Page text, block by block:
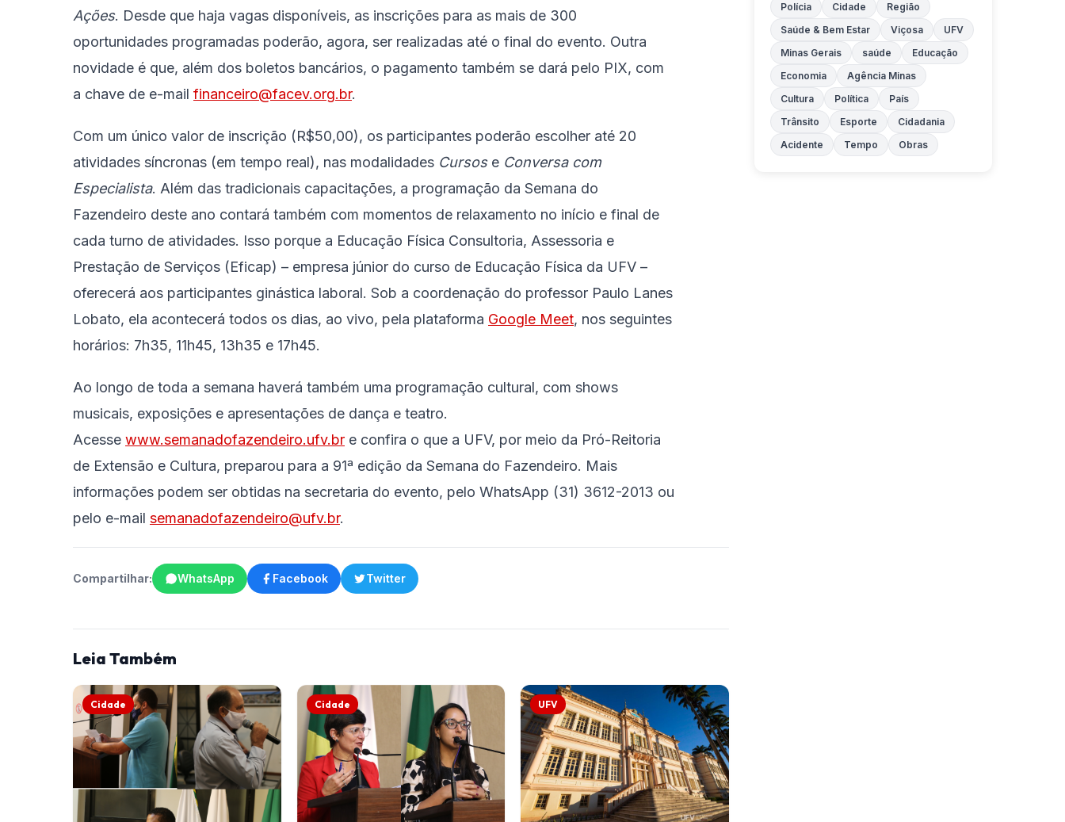
Ações. Desde que haja vagas disponíveis, as inscrições para as mais de 300
oportunidades programadas poderão, agora, ser realizadas até o final do evento. Outra
novidade é que, além dos boletos bancários, o pagamento também se dará pelo PIX, com
a chave de e-mail financeiro@facev.org.br.
Com um único valor de inscrição (R$50,00), os participantes poderão escolher até 20
atividades síncronas (em tempo real), nas modalidades Cursose Conversa com
Especialista. Além das tradicionais capacitações, a programação da Semana do
Fazendeiro deste ano contará também com momentos de relaxamento no início e final de
cada turno de atividades. Isso porque a Educação Física Consultoria, Assessoria e
Prestação de Serviços (Eficap) – empresa júnior do curso de Educação Física da UFV –
oferecerá aos participantes ginástica laboral. Sob a coordenação do professor Paulo Lanes
Lobato, ela acontecerá todos os dias, ao vivo, pela plataforma Google Meet, nos seguintes
horários: 7h35, 11h45, 13h35 e 17h45.
Ao longo de toda a semana haverá também uma programação cultural, com shows
musicais, exposições e apresentações de dança e teatro.
Acesse www.semanadofazendeiro.ufv.br e confira o que a UFV, por meio da Pró-Reitoria
de Extensão e Cultura, preparou para a 91ª edição da Semana do Fazendeiro. Mais
informações podem ser obtidas na secretaria do evento, pelo WhatsApp (31) 3612-2013 ou
pelo e-mail semanadofazendeiro@ufv.br.
Compartilhar: WhatsApp Facebook Twitter
Leia Também
Cidade Cidade UFV
Polícia Cidade
Região
Saúde & Bem Estar
Viçosa
UFV
Minas Gerais
saúde
Educação
Economia
Agência Minas
Cultura
Política
País
Trânsito
Esporte
Cidadania
Acidente
Tempo Obras